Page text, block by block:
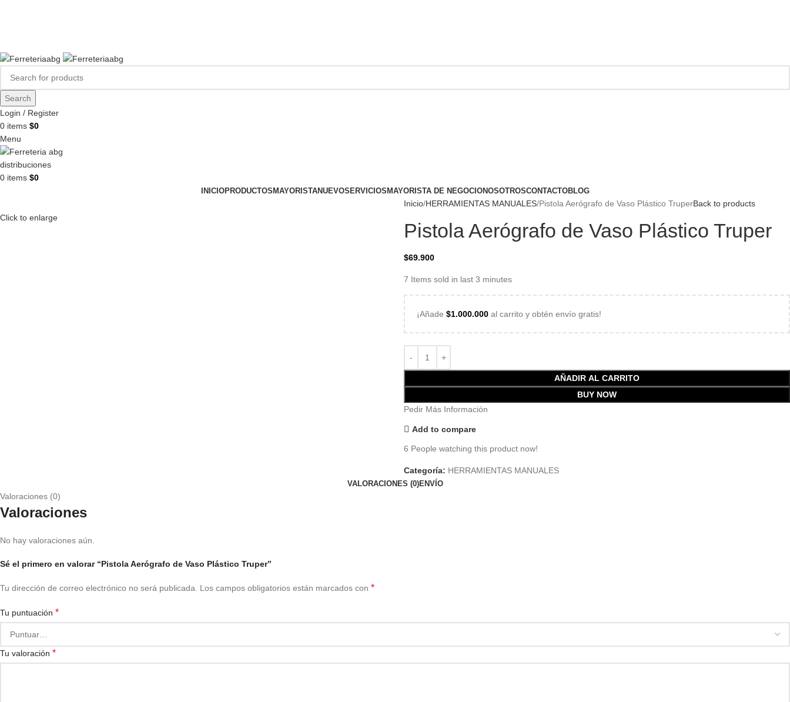
Search
Login / Register
0 items $0
Menu
0 items $0
INICIOPRODUCTOS MAYORISTANUEVOSERVICIOS MAYORISTA DE NEGOCIONOSOTROSCONTACTOBLOG
Click to enlarge
Inicio HERRAMIENTAS MANUALES Pistola Aerógrafo de Vaso Plástico TruperBack to products
Pistola Aerógrafo de Vaso Plástico Truper
$69.900
7 Items sold in last 3 minutes
¡Añade $1.000.000 al carrito y obtén envío gratis!
AÑADIR AL CARRITO
BUY NOW
Pedir Más Información
Add to compare
6 People watching this product now!
Categoría: HERRAMIENTAS MANUALES
VALORACIONES (0)ENVÍO
Valoraciones (0)
Valoraciones
No hay valoraciones aún.
Sé el primero en valorar “Pistola Aerógrafo de Vaso Plástico Truper”
Tu dirección de correo electrónico no será publicada. Los campos obligatorios están marcados con *
Tu puntuación *
Tu valoración *